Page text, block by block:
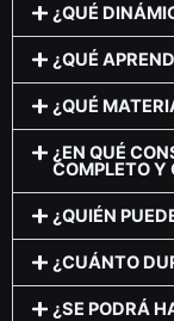
¿QUÉ
¿QUÉ
¿QUÉ
¿EN QUÉ
COMPLETO Y
¿QUIÉN
¿CUÁNTO
¿SE PODRÁ